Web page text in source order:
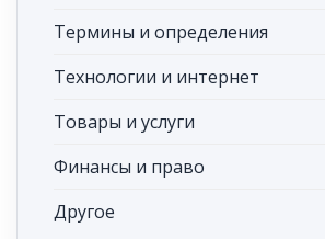
Термины и определения
Технологии и интернет
Товары и услуги
Финансы и право
Другое